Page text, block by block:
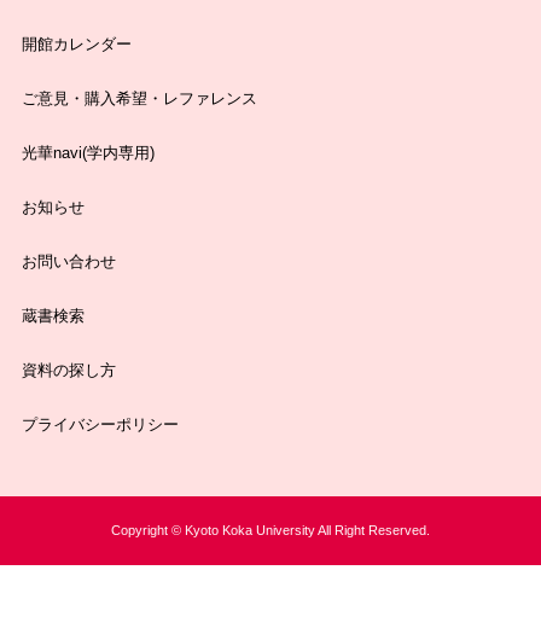
開館カレンダー
ご意見・購入希望・レファレンス
光華navi(学内専用)
お知らせ
お問い合わせ
蔵書検索
資料の探し方
プライバシーポリシー
Copyright © Kyoto Koka University All Right Reserved.